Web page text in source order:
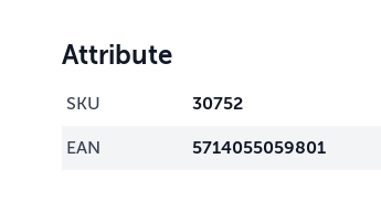
Attribute
SKU 30752
EAN 5714055059801